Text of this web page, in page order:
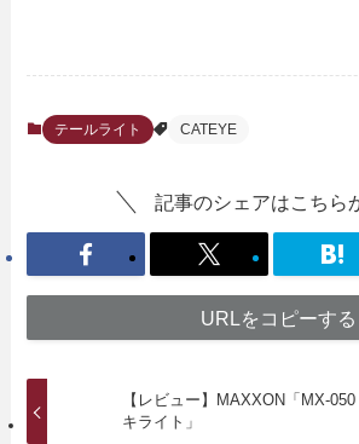
テールライト CATEYE
記事のシェアはこちら
URLをコピーする
【レビュー】MAXXON「MX-
キライト」